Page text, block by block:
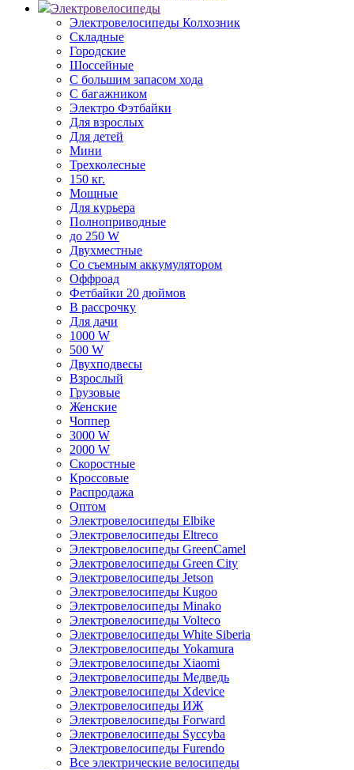
Электровелосипеды
Электровелосипеды Колхозник
Складные
Городские
Шоссейные
С большим запасом хода
С багажником
Электро Фэтбайки
Для взрослых
Для детей
Мини
Трехколесные
150 кг.
Мощные
Для курьера
Полноприводные
до 250 W
Двухместные
Со съемным аккумулятором
Оффроад
Фетбайки 20 дюймов
В рассрочку
Для дачи
1000 W
500 W
Двухподвесы
Взрослый
Грузовые
Женские
Чоппер
3000 W
2000 W
Скоростные
Кроссовые
Распродажа
Оптом
Электровелосипеды Elbike
Электровелосипеды Eltreco
Электровелосипеды GreenCamel
Электровелосипеды Green City
Электровелосипеды Jetson
Электровелосипеды Kugoo
Электровелосипеды Minako
Электровелосипеды Volteco
Электровелосипеды White Siberia
Электровелосипеды Yokamura
Электровелосипеды Xiaomi
Электровелосипеды Медведь
Электровелосипеды Xdevice
Электровелосипеды ИЖ
Электровелосипеды Forward
Электровелосипеды Syccyba
Электровелосипеды Furendo
Все электрические велосипеды